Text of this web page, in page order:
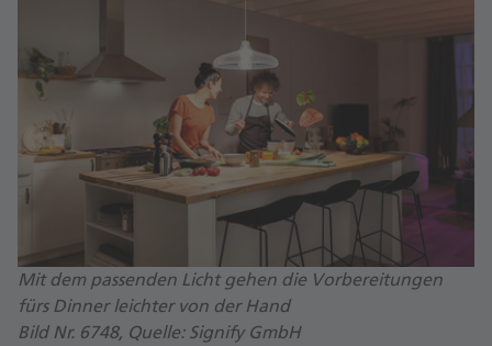
Mit dem passenden Licht gehen die Vorbereitungen
fürs Dinner leichter von der Hand
Bild Nr. 6748, Quelle: Signify GmbH